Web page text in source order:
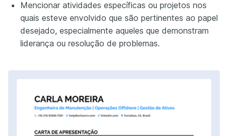
Mencionar atividades específicas ou projetos nos
quais esteve envolvido que são pertinentes ao papel
desejado, especialmente aqueles que demonstram
liderança ou resolução de problemas.